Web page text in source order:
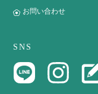
お問い合わせ
SNS